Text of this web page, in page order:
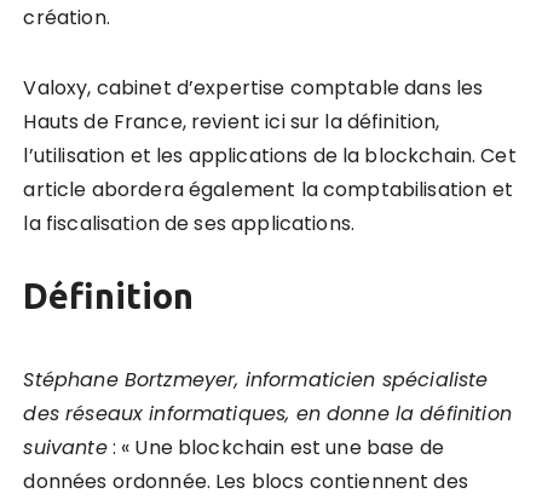
création.
Valoxy, cabinet d’expertise comptable dans les
Hauts de France, revient ici sur la définition,
l’utilisation et les applications de la blockchain. Cet
article abordera également la comptabilisation et
la fiscalisation de ses applications.
Définition
Stéphane Bortzmeyer, informaticien spécialiste
des réseaux informatiques, en donne la définition
suivante: « Une blockchain est une base de
données ordonnée. Les blocs contiennent des